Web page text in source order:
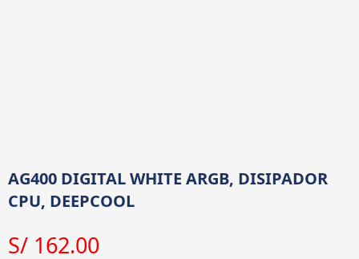
AG400 DIGITAL WHITE ARGB, DISIPADOR
CPU, DEEPCOOL
S/ 162.00